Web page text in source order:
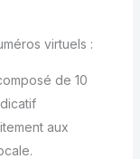
virtuels :
de 10
aux